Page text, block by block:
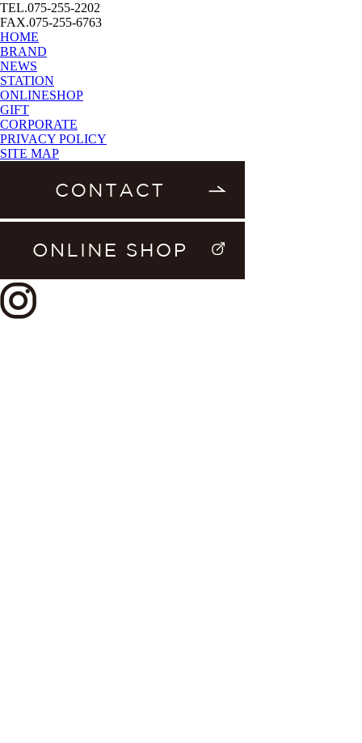
TEL.075-255-2202
FAX.075-255-6763
HOME
BRAND
NEWS
STATION
ONLINESHOP
GIFT
CORPORATE
PRIVACY POLICY
SITE MAP